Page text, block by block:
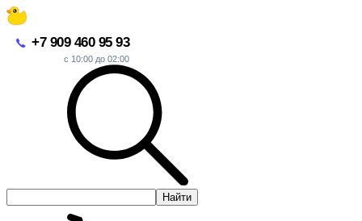
+7 909 460 95 93
с 10:00 до 02:00
Найти